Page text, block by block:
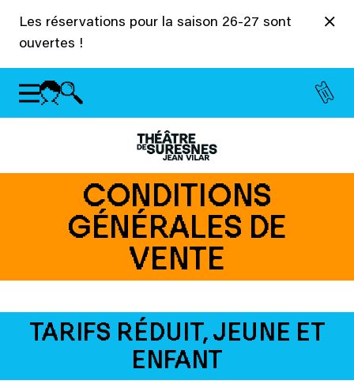
Les réservations pour la saison 26-27 sont
ouvertes !
CONDITIONS
GÉNÉRALES DE
VENTE
TARIFS RÉDUIT, JEUNE ET
ENFANT